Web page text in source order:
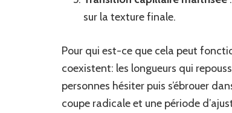
sur la texture finale.
Pour qui est-ce que cela peut
coexistent: les longueurs qui
personnes hésiter puis s’ébrouer
coupe radicale et une période